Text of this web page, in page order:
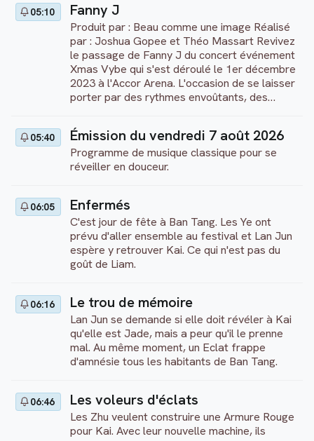
05:10 Fanny J
Produit par : Beau comme une image Réalisé
par : Joshua Gopee et Théo Massart Revivez
le passage de Fanny J du concert événement
Xmas Vybe qui s'est déroulé le 1er décembre
2023 à l'Accor Arena. L'occasion de se laisser
porter par des rythmes envoûtants, des
entraînantes. Tous les ingrédients pour une s...
05:40 Émission du vendredi 7 août 2026
Programme de musique classique pour se
réveiller en douceur.
06:05 Enfermés
C'est jour de fête à Ban Tang. Les Ye ont
prévu d'aller ensemble au festival et Lan Jun
espère y retrouver Kai. Ce qui n'est pas du
goût de Liam.
06:16 Le trou de mémoire
Lan Jun se demande si elle doit révéler à Kai
qu'elle est Jade, mais a peur qu'il le prenne
mal. Au même moment, un Eclat frappe
d'amnésie tous les habitants de Ban Tang.
06:46 Les voleurs d'éclats
Les Zhu veulent construire une Armure Rouge
pour Kai. Avec leur nouvelle machine, ils